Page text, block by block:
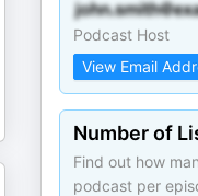
Podcast Host
View Email
Number of
Find out how
podcast per